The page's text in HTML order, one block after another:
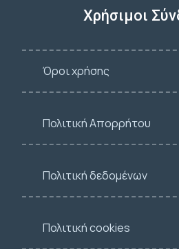
Χρήσιμοι
Όροι χρήσης
Πολιτική Απορρήτου
Πολιτική δεδομένων
Πολιτική cookies